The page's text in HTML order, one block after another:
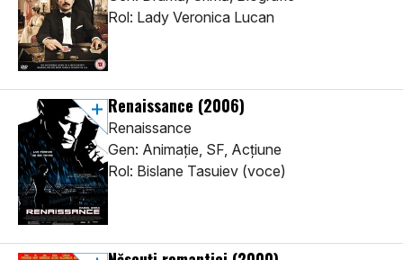
Rol: Lady Veronica Lucan
Renaissance (2006)
Renaissance
Gen: Animaţie, SF, Acţiune
Rol: Bislane Tasuiev (voce)